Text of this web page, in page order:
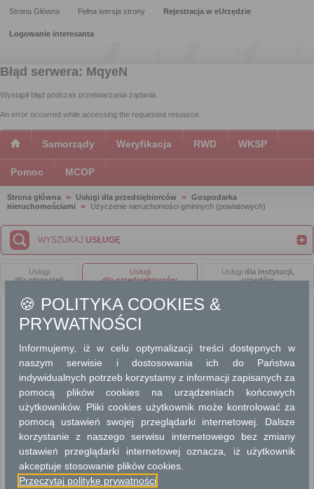
Strona Główna Pełna wersja strony Rejestracja w eUrzędzie
Logowanie interesanta
Błąd serwera: MqyeN
Wystąpił błąd podczas przetwarzania żądania.
An error occurred while accessing the requested resource.
Samorządy Weryfikacja RWD WKSP
Pomoc MCOP
Strona główna Usługi dla przedsiębiorców
Gospodarka
nieruchomościami
Użyczenie nieruchomości gminnych (powiatowych)
WYSZUKAJ USŁUGĘ
Usługi
dla obywateli
Usługi
dla przedsiębiorców
Usługi dla instytucji,
urzędów
NAJEM, DZIERŻAWA, UŻYCZENIE
ODSZKODOWANIA
PODZIAŁY NIERUCHOMOŚCI
SPRZEDAŻ LUB ODDANIE W UŻYTKOWANIE WIECZYSTE
NIERUCHOMOŚCI
USTANAWIANIE I WYGASZANIE OBCIĄŻEŃ NA NIERUCHOMOŚCIACH
UŻYCZENIE NIERUCHOMOŚCI GMINNYCH (POWIATOWYCH)
🍪 POLITYKA COOKIES &
PRYWATNOŚCI
Informujemy, iż w celu optymalizacji treści dostępnych w
naszym serwisie i dostosowania ich do Państwa
indywidualnych potrzeb korzystamy z informacji zapisanych za
pomocą plików cookies na urządzeniach końcowych
użytkowników. Pliki cookies użytkownik może kontrolować za
pomocą ustawień swojej przeglądarki internetowej. Dalsze
korzystanie z naszego serwisu internetowego bez zmiany
ustawień przeglądarki internetowej oznacza, iż użytkownik
akceptuje stosowanie plików cookies.
Przeczytaj politykę prywatności